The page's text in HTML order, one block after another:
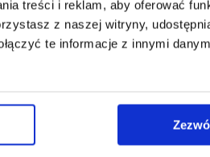
treści i reklam, aby oferować
z naszej witryny,
te informacje z innymi
Ideo Force Ideo